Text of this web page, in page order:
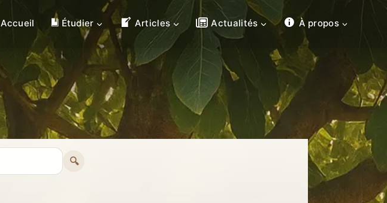
Accueil Étudier Articles Actualités À propos
🔍